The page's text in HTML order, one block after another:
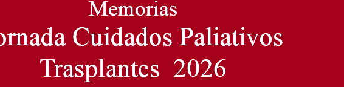
Memorias
de Tanatología 2025